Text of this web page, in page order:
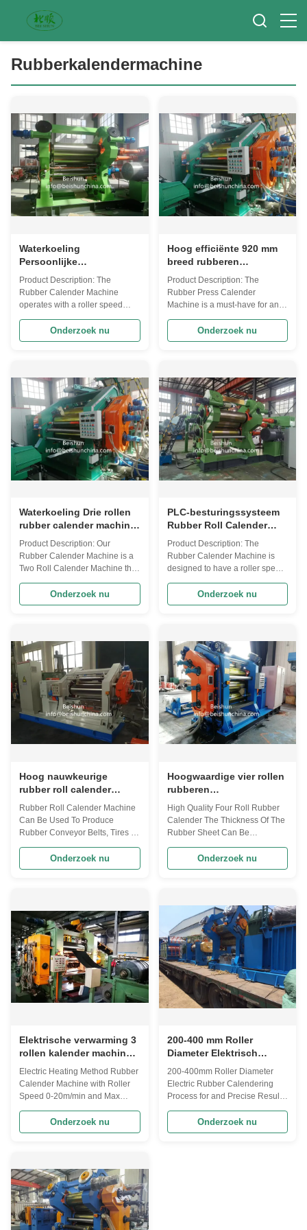
Rubberkalendermachine
Waterkoeling
Persoonlijke
rubberkalendermachine
voor rubberplaten
Product Description: The
Rubber Calender Machine
operates with a roller speed
consistent and uniform
thickness of your rubber
sheets, films, and laminates.
Whether you need to produce
rubber flooring, conveyor ...
Onderzoek nu
Hoog efficiënte 920 mm
breed rubberen
calendermachine met
2000 mm rollengte
Product Description: The
Rubber Press Calender
Machine is a must-have for any
With its high-accuracy features,
this machine guarantees that
calender design ensures that
the rubber is evenly distributed
and that ...
Onderzoek nu
Waterkoeling Drie rollen
rubber calender machine
PLC besturingssysteem
Product Description: Our
Rubber Calender Machine is a
Two Roll Calender Machine that
is designed for optimal
performance. It has an optional
cooling system that helps
process. This cooling system is
particularly useful when working
with high...
Onderzoek nu
PLC-besturingssysteem
Rubber Roll Calender
Machine voor zware
toepassingen
Product Description: The
Rubber Calender Machine is
designed to have a roller speed
ratio of 1:1:1:1, which ensures a
uniform and consistent
thickness of the rubber sheet.
length of 2000mm, which
provides sufficient space for
rubber ...
Onderzoek nu
Hoog nauwkeurige
rubber roll calender
machine produceren
rubber transportbanden
banden
Rubber Roll Calender Machine
Can Be Used To Produce
Rubber Conveyor Belts, Tires 3-
equipment used in rubber
processing, mainly used to
Efficient calendering The rubber
is ...
Onderzoek nu
Hoogwaardige vier rollen
rubberen
kalendermachine met
nauwkeurige controle
High Quality Four Roll Rubber
Calender The Thickness Of The
Rubber Sheet Can Be
ControlledIntroduction to rubber
calender:There are several
calenders:1. Classification by
the length of the working part of
the roller:- Short ...
Onderzoek nu
Elektrische verwarming 3
rollen kalender machine
0-20m/min en maximale
druk 10MPa
Electric Heating Method Rubber
Calender Machine with Roller
Speed 0-20m/min and Max
Pressure 10MPa Product
Description: Constructed from
high quality materials, this
materials. Its roller width of 500-
2000mm provides ample space
for your ...
Onderzoek nu
200-400 mm Roller
Diameter Elektrisch
rubber calendering
proces Precise resultaten
200-400mm Roller Diameter
Electric Rubber Calendering
Process for and Precise Results
Product Description: The rubber
calender is a piece of
equipment specifically used for
Onderzoek nu